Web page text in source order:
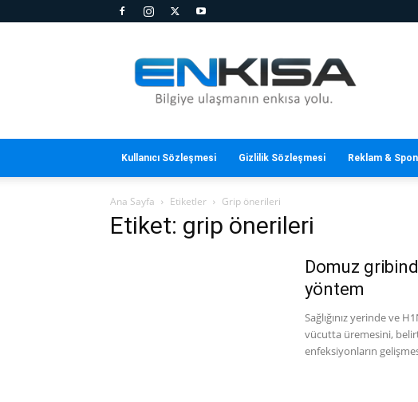
Kısa
Kullanıcı Sözleşmesi Gizlilik Sözleşmesi Reklam &
Ana Sayfa Etiketler Grip önerileri
Etiket: grip önerileri
Domuz
yöntem
Sağlığınız yerinde ve
vücutta üremesini,
enfeksiyonların